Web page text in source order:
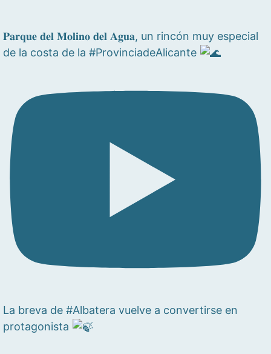
𝐏𝐚𝐫𝐪𝐮𝐞 𝐝𝐞𝐥 𝐌𝐨𝐥𝐢𝐧𝐨 𝐝𝐞𝐥 𝐀𝐠𝐮𝐚, un rincón muy especial
de la costa de la #ProvinciadeAlicante
La breva de #Albatera vuelve a convertirse en
protagonista